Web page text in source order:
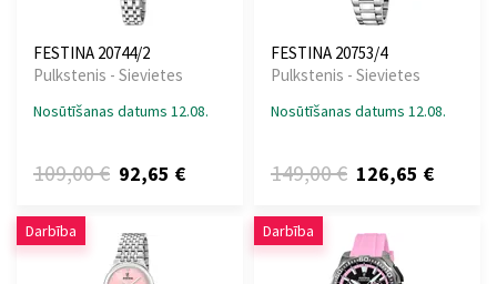
FESTINA 20744/2
Pulkstenis - Sievietes
Nosūtīšanas datums 12.08.
109,00 € 92,65 €
FESTINA 20753/4
Pulkstenis - Sievietes
Nosūtīšanas datums 12.08.
149,00 € 126,65 €
Darbība Darbība